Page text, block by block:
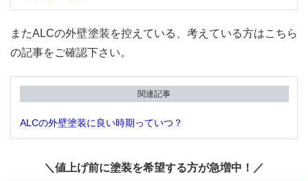
またALCの外壁塗装を控えている、考えている方はこちら
の記事をご確認下さい。
関連記事
ALCの外壁塗装に良い時期っていつ？
＼値上げ前に塗装を希望する方が急増中！／